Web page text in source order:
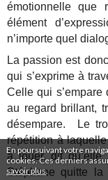
En poursuivant votre
cookies. Ces derniers
savoir plus.
émotionnelle que
élément
n’importe quel
La passion est
qui s’exprime à
Celle qui
au regard brillant,
désempare. Le
répétition à
à jouer, dit
Stéphane quitte